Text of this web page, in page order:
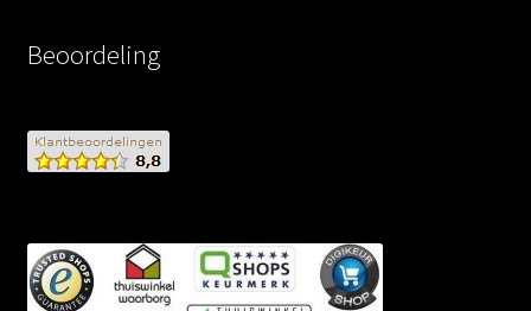
Beoordeling